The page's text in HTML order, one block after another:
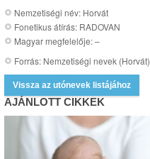
Nemzetiségi név: Horvát
Fonetikus átírás: RADOVAN
Magyar megfelelője: –
Forrás: Nemzetiségi nevek (Horvát)
Vissza az utónevek listájához
AJÁNLOTT CIKKEK